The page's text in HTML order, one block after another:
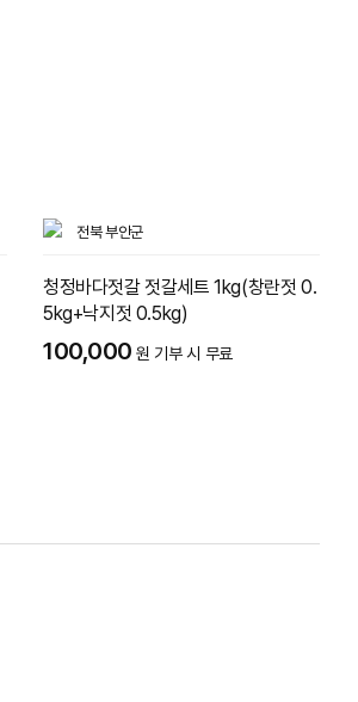
전북 부안군
청정바다젓갈 젓갈세트 1kg(창란젓 0.
5kg+낙지젓 0.5kg)
100,000 원 기부 시 무료